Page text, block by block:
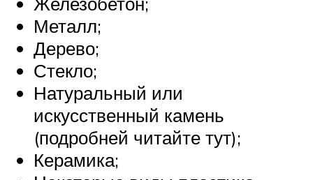
Металл;
Дерево;
Стекло;
Натуральный или
искусственный камень
(подробней читайте тут);
Керамика;